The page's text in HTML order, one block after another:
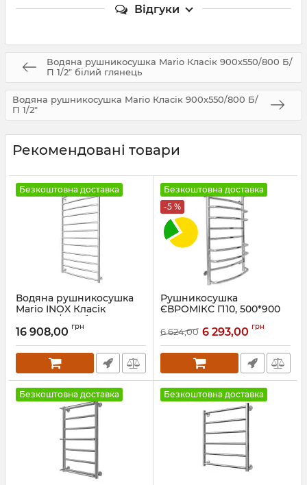
Відгуки
Водяна рушникосушка Mario Класік 900х550/800 Б/
П 1/2" білий глянець
Водяна рушникосушка Mario Класік 900х550/800 Б/
П 1/2"
Рекомендовані товари
Безкоштовна доставка
Водяна рушникосушка
Mario INOX Класік
1170х630/600 бронза
Артикул:1.8.044561.P-br
16 908,00 грн
Безкоштовна доставка
-5 %
Рушникосушка
ЄВРОМІКС П10, 500*900
6 624,00 6 293,00 грн
Безкоштовна доставка Безкоштовна доставка